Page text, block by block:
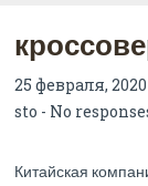
25 февраля,
sto - No
Китайская